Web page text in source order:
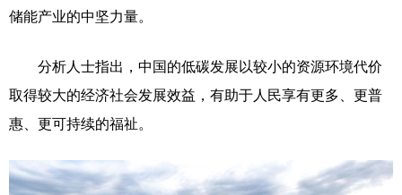
储能产业的中坚力量。
分析人士指出，中国的低碳发展以较小的资源环境代价
取得较大的经济社会发展效益，有助于人民享有更多、更普
惠、更可持续的福祉。